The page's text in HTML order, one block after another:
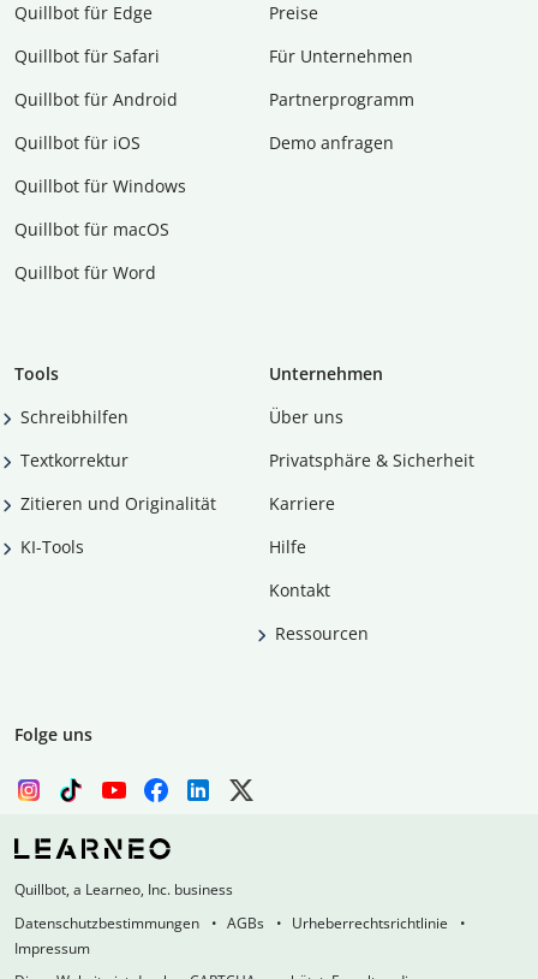
Quillbot für Edge
Quillbot für Safari
Quillbot für Android
Quillbot für iOS
Quillbot für Windows
Quillbot für macOS
Quillbot für Word
Preise
Für Unternehmen
Partnerprogramm
Demo anfragen
Tools
Schreibhilfen
Textkorrektur
Zitieren und Originalität
KI-Tools
Unternehmen
Über uns
Privatsphäre & Sicherheit
Karriere
Hilfe
Kontakt
Ressourcen
Folge uns
Quillbot, a Learneo, Inc. business
Datenschutzbestimmungen
AGBs
Urheberrechtsrichtlinie
Impressum